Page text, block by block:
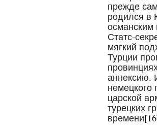
прежде
родился в
османским
Статс-
мягкий
Турции
аннексию.
немецкого
царской
турецких
времени